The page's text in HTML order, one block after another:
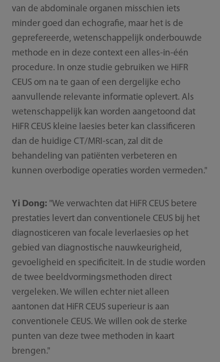
van de abdominale organen misschien iets
minder goed dan echografie, maar het is de
geprefereerde, wetenschappelijk onderbouwde
methode en in deze context een alles-in-één
procedure. In onze studie gebruiken we HiFR
CEUS om na te gaan of een dergelijke echo
aanvullende relevante informatie oplevert. Als
wetenschappelijk kan worden aangetoond dat
HiFR CEUS kleine laesies beter kan classificeren
dan de huidige CT/MRI-scan, zal dit de
behandeling van patiënten verbeteren en
kunnen overbodige operaties worden vermeden."
Yi Dong: "We verwachten dat HiFR CEUS betere
prestaties levert dan conventionele CEUS bij het
diagnosticeren van focale leverlaesies op het
gebied van diagnostische nauwkeurigheid,
gevoeligheid en specificiteit. In de studie worden
de twee beeldvormingsmethoden direct
vergeleken. We willen echter niet alleen
aantonen dat HiFR CEUS superieur is aan
conventionele CEUS. We willen ook de sterke
punten van deze twee methoden in kaart
brengen."